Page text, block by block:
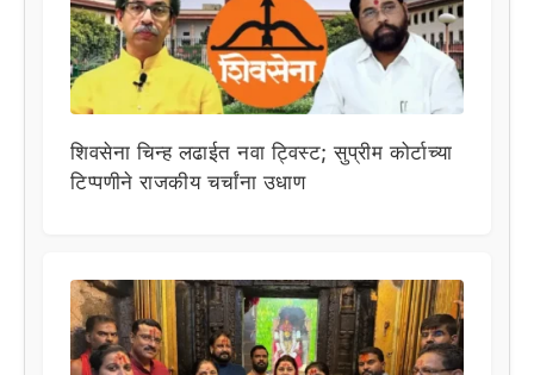
शिवसेना चिन्ह लढाईत नवा ट्विस्ट; सुप्रीम कोर्टाच्या
टिप्पणीने राजकीय चर्चांना उधाण